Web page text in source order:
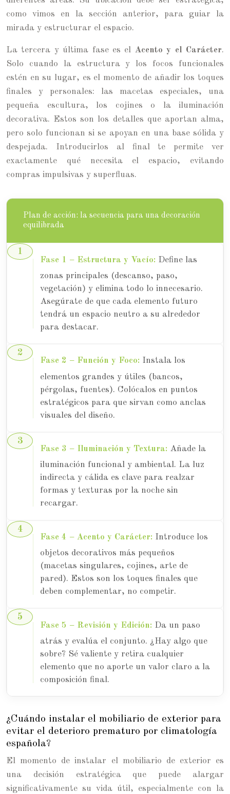
como vimos en la sección anterior, para guiar la
mirada y estructurar el espacio.
La tercera y última fase es el Acento y el Carácter.
Solo cuando la estructura y los focos funcionales
estén en su lugar, es el momento de añadir los toques
finales y personales: las macetas especiales, una
pequeña escultura, los cojines o la iluminación
decorativa. Estos son los detalles que aportan alma,
pero solo funcionan si se apoyan en una base sólida y
despejada. Introducirlos al final te permite ver
exactamente qué necesita el espacio, evitando
compras impulsivas y superfluas.
Plan de acción: la secuencia para una decoración
equilibrada
Fase 1 – Estructura y Vacío: Define las
zonas principales (descanso, paso,
vegetación) y elimina todo lo innecesario.
Asegúrate de que cada elemento futuro
tendrá un espacio neutro a su alrededor
para destacar.
Fase 2 – Función y Foco: Instala los
elementos grandes y útiles (bancos,
pérgolas, fuentes). Colócalos en puntos
estratégicos para que sirvan como anclas
visuales del diseño.
Fase 3 – Iluminación y Textura: Añade la
iluminación funcional y ambiental. La luz
indirecta y cálida es clave para realzar
formas y texturas por la noche sin
recargar.
Fase 4 – Acento y Carácter: Introduce los
objetos decorativos más pequeños
(macetas singulares, cojines, arte de
pared). Estos son los toques finales que
deben complementar, no competir.
Fase 5 – Revisión y Edición: Da un paso
atrás y evalúa el conjunto. ¿Hay algo que
sobre? Sé valiente y retira cualquier
elemento que no aporte un valor claro a la
composición final.
¿Cuándo instalar el mobiliario de exterior para
evitar el deterioro prematuro por climatología
española?
El momento de instalar el mobiliario de exterior es
una decisión estratégica que puede alargar
significativamente su vida útil, especialmente con la